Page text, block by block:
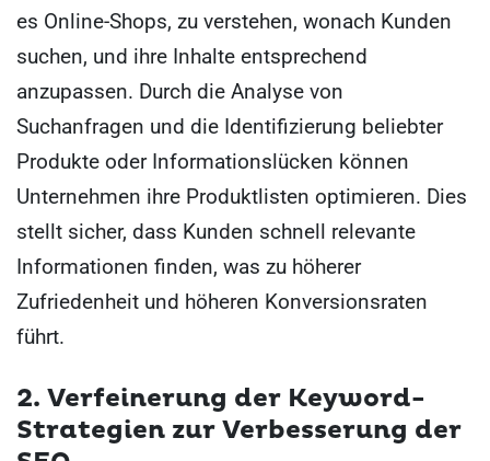
es Online-Shops, zu verstehen, wonach Kunden
suchen, und ihre Inhalte entsprechend
anzupassen. Durch die Analyse von
Suchanfragen und die Identifizierung beliebter
Produkte oder Informationslücken können
Unternehmen ihre Produktlisten optimieren. Dies
stellt sicher, dass Kunden schnell relevante
Informationen finden, was zu höherer
Zufriedenheit und höheren Konversionsraten
führt.
2. Verfeinerung der Keyword-
Strategien zur Verbesserung der